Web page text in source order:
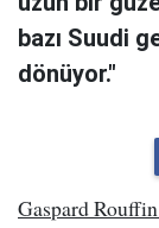
bazı Suudi
dönüyor."
Gaspard